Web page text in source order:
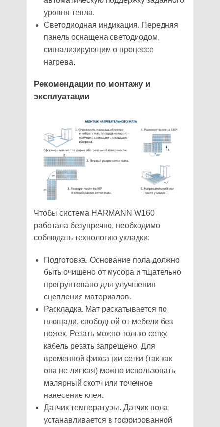
уровня тепла.
Светодиодная индикация. Передняя
панель оснащена светодиодом,
сигнализирующим о процессе
нагрева.
Рекомендации по монтажу и
эксплуатации
Чтобы система HARMANN W160
работала безупречно, необходимо
соблюдать технологию укладки:
Подготовка. Основание пола должно
быть очищено от мусора и тщательно
прогрунтовано для улучшения
сцепления материалов.
Раскладка. Мат раскатывается по
площади, свободной от мебели без
ножек. Резать можно только сетку,
кабель резать запрещено. Для
временной фиксации сетки (так как
она не липкая) можно использовать
малярный скотч или точечное
нанесение клея.
Датчик температуры. Датчик пола
устанавливается в гофрированной